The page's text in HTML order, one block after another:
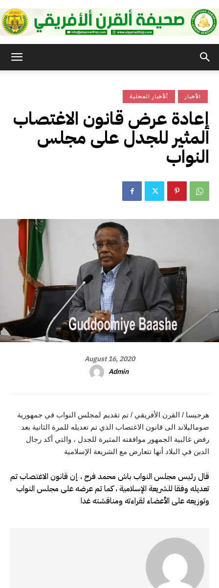
الأفريقي
ألأخبار المحلية الأخبار
إعادة عرض قانون الاغتصاب
المثير للجدل على مجلس
النواب
August 16, 2020
Admin
هرجيسا / القرن الأفريقي / تم تقديم لمجلس النواب في جمهورية
صوماليلاند الى قانون الاغتصاب الذي تم تعديله للمرة الثانية بعد
رفض غالبية الجمهور موافقته المثيرة للجدل ، والتي أكد رجال
الدين في البلاد أنها تتعارض مع الشريعة الإسلامية
قال رئيس مجلس النواب باش محمد فرح ، إن قانون الاغتصاب تم
تعديله وفقا للشريعة الإسلامية ، كما تم عرضه على مجلس النواب
وتوزيعه على الأعضاء لقراءته ومناقشته غدا